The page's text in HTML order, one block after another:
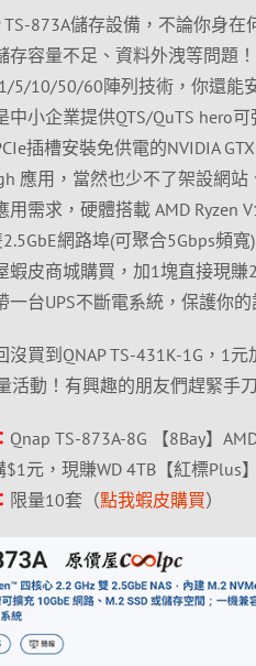
TS-873A儲存設備，不論你身
存容量不足、資料外洩等問題
5/10/50/60陣列技術，你還能
中小企業提供QTS/QuTS hero
插槽安裝免供電的NVIDIA
應用，當然也少不了架設網
需求，硬體搭載 AMD Ryzen
網路埠(可聚合5Gbps頻寬
蝦皮商城購買，加1塊直接現賺
一台UPS不斷電系統，保護你
沒買到QNAP TS-431K-1G，1
活動！有興趣的朋友們趕緊手
Qnap TS-873A-8G 【8Bay】
元，現賺WD 4TB【紅標Plus
限量10套（點我蝦皮購買）